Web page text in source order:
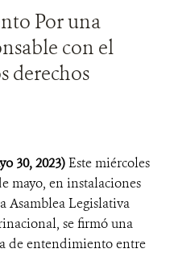
Por una
con el
derechos
30, 2023)Este miércoles
mayo, en instalaciones
Asamblea Legislativa
se firmó una
de entendimiento entre